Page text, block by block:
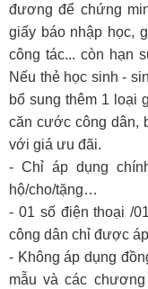
đương để chứng
giấy báo nhập học,
công tác... còn hạn
Nếu thẻ học sinh -
bổ sung thêm 1 loại
căn cước công dân,
với giá ưu đãi.
- Chỉ áp dụng
hộ/cho/tặng…
- 01 số điện thoại /
công dân chỉ được
- Không áp dụng
mẫu và các